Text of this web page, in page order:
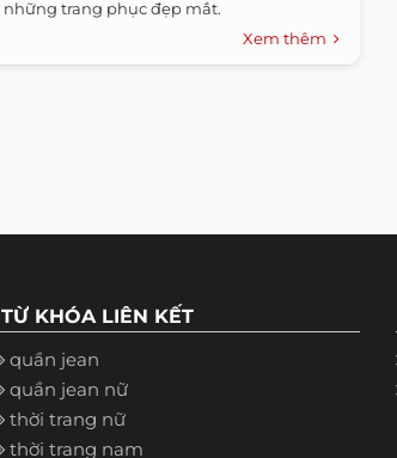
những trang phục đẹp mắt.
Xem thêm
TỪ KHÓA LIÊN KẾT
quần jean
quần jean nữ
thời trang nữ
thời trang nam